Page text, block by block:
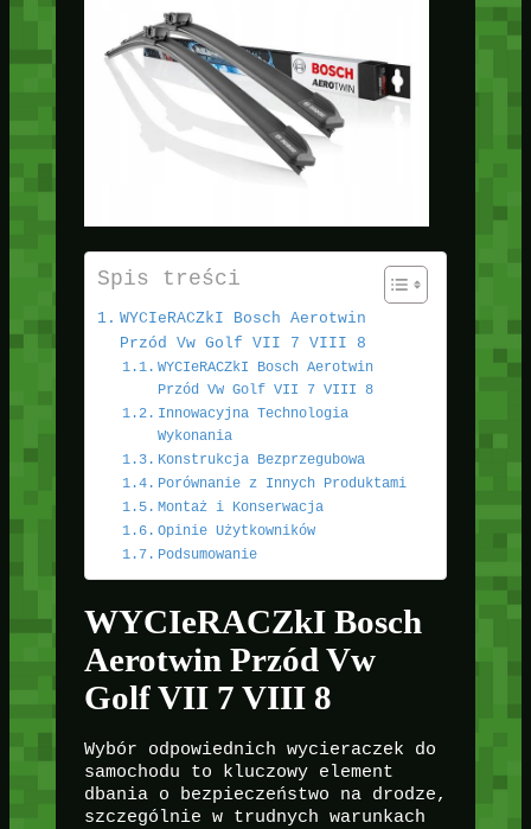
Spis treści
WYCIeRACZkI Bosch Aerotwin
Przód Vw Golf VII 7 VIII 8
WYCIeRACZkI Bosch Aerotwin
Przód Vw Golf VII 7 VIII 8
Innowacyjna Technologia
Wykonania
Konstrukcja Bezprzegubowa
Porównanie z Innych Produktami
Montaż i Konserwacja
Opinie Użytkowników
Podsumowanie
WYCIeRACZkI Bosch
Aerotwin Przód Vw
Golf VII 7 VIII 8
Wybór odpowiednich wycieraczek do
samochodu to kluczowy element
dbania o bezpieczeństwo na drodze,
szczególnie w trudnych warunkach